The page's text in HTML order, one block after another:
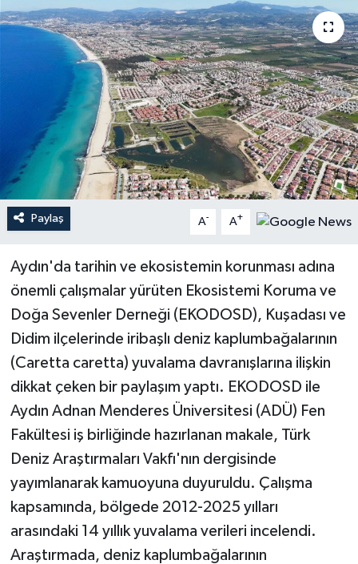
Paylaş A- A+
Aydın'da tarihin ve ekosistemin korunması adına
önemli çalışmalar yürüten Ekosistemi Koruma ve
Doğa Sevenler Derneği (EKODOSD), Kuşadası ve
Didim ilçelerinde iribaşlı deniz kaplumbağalarının
(Caretta caretta) yuvalama davranışlarına ilişkin
dikkat çeken bir paylaşım yaptı. EKODOSD ile
Aydın Adnan Menderes Üniversitesi (ADÜ) Fen
Fakültesi iş birliğinde hazırlanan makale, Türk
Deniz Araştırmaları Vakfı'nın dergisinde
yayımlanarak kamuoyuna duyuruldu. Çalışma
kapsamında, bölgede 2012-2025 yılları
arasındaki 14 yıllık yuvalama verileri incelendi.
Araştırmada, deniz kaplumbağalarının
Özel Haber
Politika
Resmi İlan
Sağlık
Spor
Sürmanşet
Yaşam